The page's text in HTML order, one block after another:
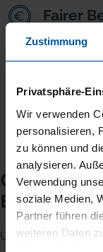
Zustimmung
Privatsphäre-
Wir verwenden
personalisieren,
zu können und
analysieren.
Verwendung
soziale Medien,
Partner führen
weiteren Daten
haben oder die
Fairer
Sie zahlen
jährlichen
Checkliste
Um Ihre